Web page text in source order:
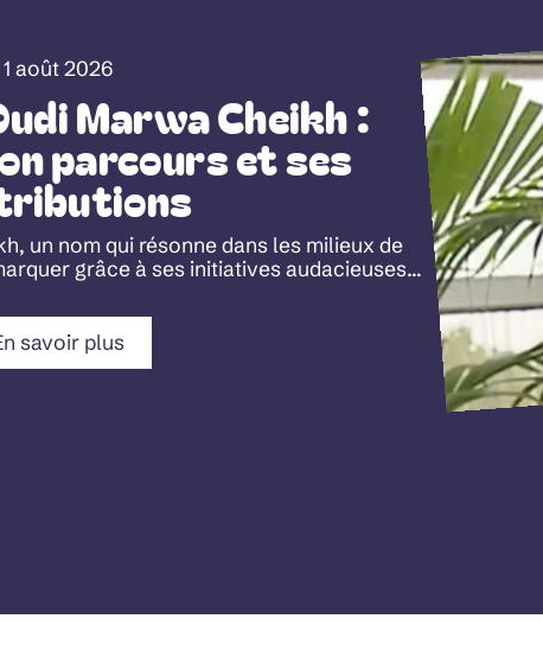
1 août 2026
Marwa Cheikh :
parcours et ses
un nom qui résonne dans les milieux de
grâce à ses initiatives audacieuses…
savoir plus